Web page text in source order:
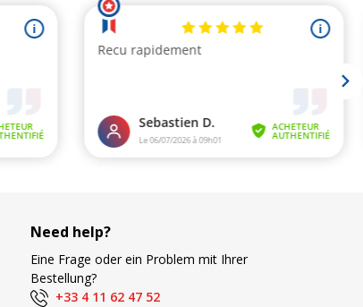
Need help?
Eine Frage oder ein Problem mit Ihrer
Bestellung?
+33 4 11 62 47 52